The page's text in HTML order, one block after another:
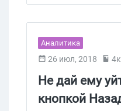
Аналитика
26 июл, 2018
Не дай ему
кнопкой